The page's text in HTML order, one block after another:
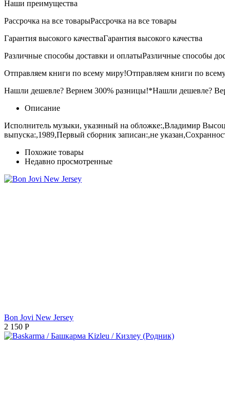
Наши преимущества
Рассрочка на все товарыРассрочка на все товары
Гарантия высокого качестваГарантия высокого качества
Различные способы доставки и оплатыРазличные способы
Отправляем книги по всему миру!Отправляем книги по
Нашли дешевле? Вернем 300% разницы!*Нашли дешевле?
Описание
Исполнитель музыки, указнный на обложке:,Владимир
выпуска:,1989,Первый сборник записан:,не
Похожие товары
Недавно просмотренные
Bon Jovi New Jersey
2 150 Р